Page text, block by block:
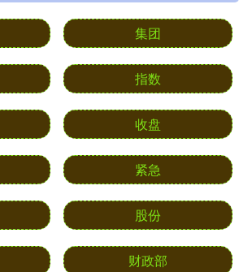
集团
指数
收盘
紧急
股份
财政部